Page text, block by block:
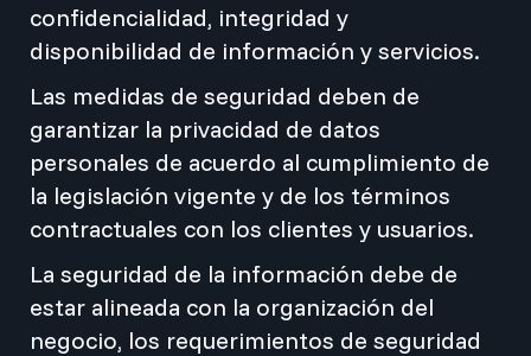
confidencialidad, integridad y
disponibilidad de información y servicios.
Las medidas de seguridad deben de
garantizar la privacidad de datos
personales de acuerdo al cumplimiento de
la legislación vigente y de los términos
contractuales con los clientes y usuarios.
La seguridad de la información debe de
estar alineada con la organización del
negocio, los requerimientos de seguridad